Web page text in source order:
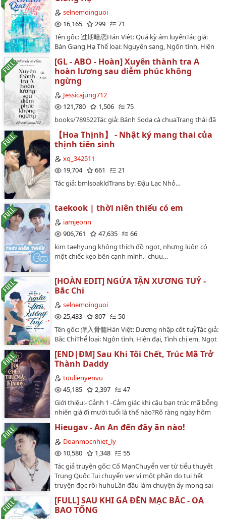
Việt trả thầy. Vì thế câu cú rất lủng củng, và mình vẫn
chưa biết để bỏ đi mấy từ âm Hán Việt như: "bất quá",
"ôn nhu", "ủy khuất". . . Bạn nào định nhảy hố thì nên
cân nhắc kỹ.…
giống nàng đến 7,8 phần nên bị đám đàn ông vừa yêu
vừa ngược đãi, thương thân lại trắc thân. Tình cảm của
nữ chính cùng nam chính gặp nhiều trắc trở cẩu huyết
không ngừng, ngược thân đến chết đi sống lại, kết cục
còn có thể hạnh phúc HE.Tang Viễn Viễn: "Ngại quá
bổn cô nương đây một không muốn chết hai không
chịu được ngược luyến, cho nên ta lựa chọn đi theo vai
ác. Quấy rầy rồi, xin cáo từ."Vai ác híp đôi mắt lại, tư
thái lười biếng, khóe môi ý cười như xuân phong ấm
áp --"Bên người ta...... chỉ có địa ngục."Nàng trầm tư ba
giây."Địa ngục có đất không?""....... toàn bùn khô mục
nát""Có nước không?""....... Máu thì nhiều".Hắn muốn
nhìn thấy nàng kinh hoàng thất thố, muốn chờ nàng
thét chói tai chạy đi, không ngờ nữ tử này mặt lại dại
ra, ba giây sau hai mắt ẩn ẩn tỏa ánh sáng --"Ây, vừa lúc
cần đi đổi không khí một chút!"☘️🌸☘️🌸☘️🌸☘️🌸…
chơi.Thế nên Tinh Húc rất cẩn thận, giao tiếp với mọi
người cũng không vượt giới hạn, đảm bảo an toàn cho
dừa, phòng bên ngoài lại không phòng được bên
trong. Bỗng một ngày đẹp trời cậu nhận được tin
nhắn, nội dung cực kỳ đáng sợ.[Anh muốn được chịch
em]…
selnemoinguoi
16,165
299
71
Tên gốc: 过期暗恋Hán Việt: Quá kỳ ám luyếnTác giả:
Bán Giang Hạ Thể loại: Nguyên sang, Ngôn tình, Hiện
thị, Thiên chi kiêu tử, Duyên trời tác hợp, 1v1Số
chương: 59 chính văn + 15 ngoại truyệnNguồn raw:
Tấn GiangNguồn convert: Hoa Tâm Thiển Vũ /
wikicvEditor: Hann | Team SelBookcover: Gấu trắng
thích kem - IceguinnnTruyện edit phi lợi nhuận và chỉ
sự cho phép của tác giả, vui lòng không reup hay
chuyển ver!…
[GL - ABO - Hoàn] Xuyên thành tra A
hoàn lương sau diễm phúc không
ngừng
Jessicajung712
121,780
1,506
75
books/789522Tác giả: Bánh Soda cà chuaTrạng thái đã
kết thúc ( trước mắt 75 chương hồi )Bạch Luyến Âm là
một người xuất sắc nữ bảo tiêu, lần nọ nàng tiếp được
một phần công tác ra ngoài ý muốn trúng đạn bỏ
mình, tỉnh lại sau lại phát hiện chính mình xuyên đến
một cái trùng tên trùng họ còn cùng bề ngoài nữ nhân
nàng xuyên đến một cái kỳ quái thế giới, thế giới này
Như thế nào nhiều cái đại chơi?!?!?!Sau lại bởi vì
nguyên chủ thiếu hạ rất nhiều tiền thuê nhà, nàng vì
trả nợ, cơ duyên dưới trở thành mỗ điện ảnh nam chủ
võ thế, lại vô cớ bắt đầu diễm ngộ không ngừng, có
thật nhiều tao hóa tự động đưa tới cửa đối nàng mở ra
chân?!?Này....... Tục ngữ nói, có thể ăn thời điểm liền
hảo, ha, lần đầu nhập hố viết thịt văn, đây là một bộ
đột phát kỳ tưởng chuyện xưa, chủ yếu là trọng thịt
hướng ～ bất quá một cái chuyện xưa cốt truyện như
thế nào đều sẽ có, bởi vì chủ đánh bán thịt, cho nên cốt
truyện hướng tình hình lúc ấy viết đến tiết tấu thực
mau, đơn giản tự sự một chút liền có thể có thể qua ～
tận lực thịt lượng chiếm chỉnh thể bảy thành ～Mặt
khác, này bộ quá trình là ＮＰ, kết 1vs1…
【Hoa Thịnh】 - Nhật ký mang thai của
thịnh tiên sinh
xq_342511
19,704
661
21
Tác giả: bmlsoakldTrans by: Đậu Lạc Nhỏ…
taekook | thời niên thiếu có em
iamjeonn
906,761
47,635
66
kim taehyung không thích đồ ngọt, nhưng luôn có
một chiếc kẹo bên cạnh mình.- chuu…
[HOÀN EDIT] NGỨA TẬN XƯƠNG TUỶ -
Bắc Chi
selnemoinguoi
25,433
807
50
Tên gốc: 痒入骨髓Hán Việt: Dương nhập cốt tuỷTác giả:
Bắc ChiThể loại: Ngôn tình, Hiện đại, Tình chị em, Ngọt
sủng, HE, 1v1, Song khiết 🕊, Yêu thầm từ một phíaSố
chương: 42 chính văn + 07 ngoại truyện Nguồn raw:
Tấn GiangNguồn convert: L E O S I N GEditor: Hann |
Team SelBookcover: Lửa Hồng Khi Đông SangTruyện
edit phi lợi nhuận và chỉ đăng tại WordPress và
vui lòng không reup hay chuyển ver!…
[END|ĐM] Sau Khi Tôi Chết, Trúc Mã Trở
Thành Daddy
tuulienyenvu
45,185
2,397
47
Giới thiệu:- Cảnh 1 -Cảm giác khi cậu bạn trúc mã bỗng
nhiên già đi mười tuổi là thế nào?Rõ ràng ngày hôm
chỉ chớp mắt một cái, người đàn ông ấy đã khoác lên
mình bộ âu phục phẳng phiu chỉnh tề, khuy cổ áo sơ
mi cài kín đến nấc cuối cùng. Giữa từng cử chỉ hành
khiến người ta hoa mắt.Anh cao hơn Phương Nhiên
rất nhiều. Khi đứng trước mặt cậu, ánh mắt anh hơi hạ
xuống, mang theo đôi chút cảm giác áp đảo của kẻ bề
trên."Tại sao trốn ra ngoài chơi mà không báo cáo?""Ai
cho phép em tắt định vị trong điện thoại?""Nhiên
Hieugav - An An đến đây ăn nào!
Doanmocnhiet_ly
10,580
1,348
55
Tác giả truyện gốc: Cố MạnChuyển ver từ tiểu thuyết
Trung Quốc Tui chuyển ver vì một phần do tui hết
truyện đọc rồi huhuLần đầu làm chuyện ấy mong sai
sót bỏ quaĐọc truyện vui vẻ vui vẻ…
[FULL] SAU KHI GẢ ĐẾN MẠC BẮC - OA
BAO TỐNG